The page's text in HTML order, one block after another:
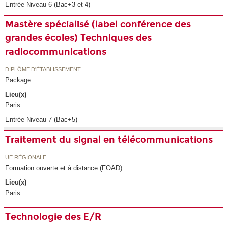
Entrée Niveau 6 (Bac+3 et 4)
Mastère spécialisé (label conférence des
grandes écoles) Techniques des
radiocommunications
DIPLÔME D'ÉTABLISSEMENT
Package
Lieu(x)
Paris
Entrée Niveau 7 (Bac+5)
Traitement du signal en télécommunications
UE RÉGIONALE
Formation ouverte et à distance (FOAD)
Lieu(x)
Paris
Technologie des E/R